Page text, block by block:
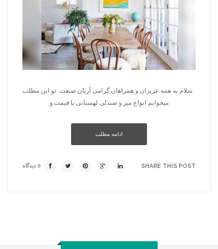
سلام به همه عزیزان و همراهان گرامی آریان صنعت. تو این مطلب
میخوایم انواع میز و صندلی لهستانی با قیمت و
ادامه مطلب
SHARE THIS POST 0 دیدگاه